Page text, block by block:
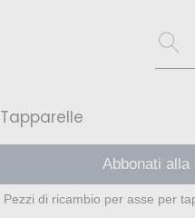
Tapparelle
Abbonati
Pezzi di ricambio per asse per